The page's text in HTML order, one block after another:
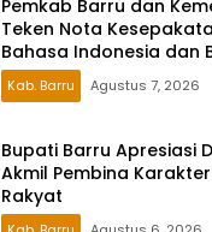
Pemkab Barru dan
Teken Nota
Bahasa Indonesia dan
Kab. Barru Agustus 7, 2026
Bupati Barru Apresiasi
Akmil Pembina
Rakyat